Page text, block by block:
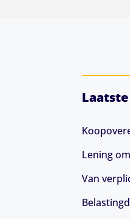
Lening
Van